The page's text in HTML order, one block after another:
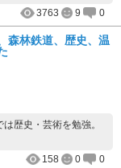
3763
9 0
森林鉄道、歴史、温
歴史・芸術を勉強。
158
0 0